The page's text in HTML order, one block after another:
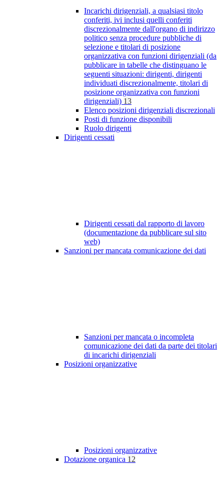
Incarichi dirigenziali, a qualsiasi titolo
conferiti, ivi inclusi quelli conferiti
discrezionalmente dall'organo di indirizzo
politico senza procedure pubbliche di
selezione e titolari di posizione
organizzativa con funzioni dirigenziali (da
pubblicare in tabelle che distinguano le
seguenti situazioni: dirigenti, dirigenti
individuati discrezionalmente, titolari di
posizione organizzativa con funzioni
dirigenziali) 13
Elenco posizioni dirigenziali discrezionali
Posti di funzione disponibili
Ruolo dirigenti
Dirigenti cessati
Dirigenti cessati dal rapporto di lavoro
(documentazione da pubblicare sul sito
web)
Sanzioni per mancata comunicazione dei dati
Sanzioni per mancata o incompleta
comunicazione dei dati da parte dei titolari
di incarichi dirigenziali
Posizioni organizzative
Posizioni organizzative
Dotazione organica 12